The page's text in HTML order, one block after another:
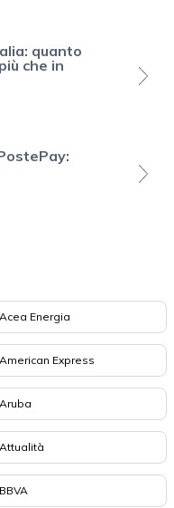
quanto
che in
Acea Energia
American Express
Aruba
Attualità
BBVA